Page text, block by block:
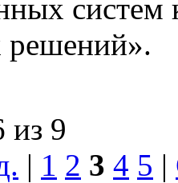
систем
решений».
из 9
| 1 2 3 4 5 |